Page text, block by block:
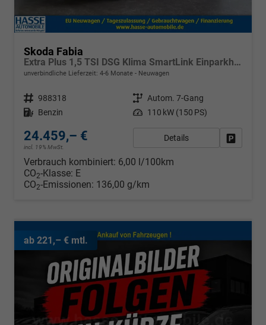
Skoda Fabia
Extra Plus 1,5 TSI DSG Klima SmartLink Einparkhilfe 5J Garantie LED Alu Felgen Kamera Sitzheizung Bluetooth
unverbindliche Lieferzeit: 4-6 Monate Neuwagen
Fahrzeugnr. 988318 Getriebe Autom. 7-Gang
Kraftstoff Benzin Leistung 110 kW (150 PS)
24.459,– €
incl. 19% MwSt.
Details
Verbrauch kombiniert: 6,00 l/100km
CO2-Klasse: E
CO2-Emissionen: 136,00 g/km
ab 221,– € mtl.